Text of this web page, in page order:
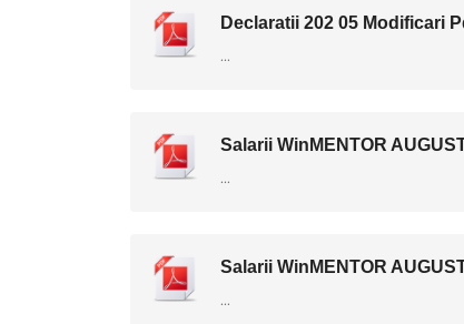
Declaratii 202 05 Modificari
...
Salarii WinMENTOR
...
Salarii WinMENTOR
...